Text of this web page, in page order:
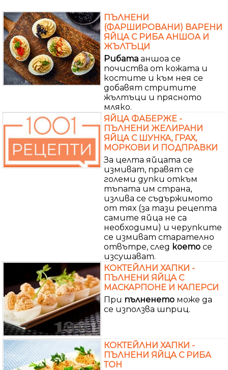
ПЪЛНЕНИ
(ФАРШИРОВАНИ) ВАРЕНИ
ЯЙЦА С РИБА АНШОА И
ЖЪЛТЪЦИ
Рибата аншоа се
почиства от кожата и
костите и към нея се
добавят стритите
жълтъци и прясното
мляко.
ЯЙЦА ФАБЕРЖЕ -
ПЪЛНЕНИ ЖЕЛИРАНИ
ЯЙЦА С ШУНКА, ГРАХ,
МОРКОВИ И ПОДПРАВКИ
За целта яйцата се
измиват, правят се
големи дупки откъм
тъпата им страна,
излива се съдържимото
от тях (за тази рецепта
самите яйца не са
необходими) и черупките
се измиват старателно
отвътре, след което се
изсушават.
КОКТЕЙЛНИ ХАПКИ -
ПЪЛНЕНИ ЯЙЦА С
МАСКАРПОНЕ И КАПЕРСИ
При пълненето може да
се използва шприц.
КОКТЕЙЛНИ ХАПКИ -
ПЪЛНЕНИ ЯЙЦА С РИБА
ТОН